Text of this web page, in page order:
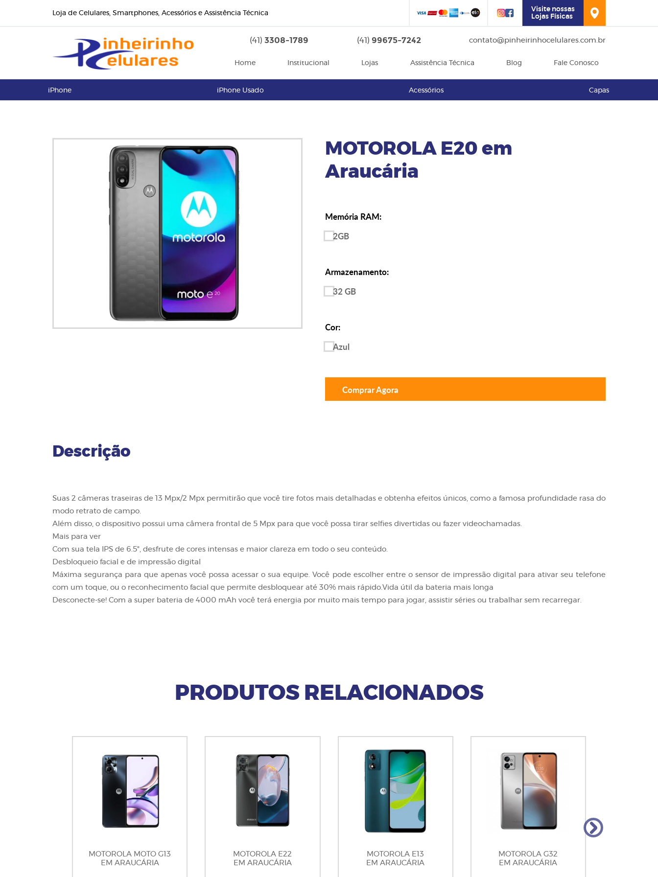
Loja de Celulares, Smartphones, Acessórios e Assistência Técnica
Visite nossas
Lojas Físicas
(41) 3308-1789 (41) 99675-7242 contato@pinheirinhocelulares.com.br
Home Institucional Lojas Assistência Técnica Blog Fale Conosco
iPhone iPhone Usado Acessórios Capas
MOTOROLA E20 em
Araucária
Memória RAM:
2GB
Armazenamento:
32 GB
Cor:
Azul
Comprar Agora
Descrição
Suas 2 câmeras traseiras de 13 Mpx/2 Mpx permitirão que você tire fotos mais detalhadas e obtenha efeitos únicos, como a famosa profundidade rasa do
modo retrato de campo.
Além disso, o dispositivo possui uma câmera frontal de 5 Mpx para que você possa tirar selfies divertidas ou fazer videochamadas.
Mais para ver
Com sua tela IPS de 6.5", desfrute de cores intensas e maior clareza em todo o seu conteúdo.
Desbloqueio facial e de impressão digital
Máxima segurança para que apenas você possa acessar o sua equipe. Você pode escolher entre o sensor de impressão digital para ativar seu telefone
com um toque, ou o reconhecimento facial que permite desbloquear até 30% mais rápido.Vida útil da bateria mais longa
Desconecte-se! Com a super bateria de 4000 mAh você terá energia por muito mais tempo para jogar, assistir séries ou trabalhar sem recarregar.
PRODUTOS RELACIONADOS
MOTOROLA MOTO G13
EM ARAUCÁRIA
MOTOROLA E22
EM ARAUCÁRIA
MOTOROLA E13
EM ARAUCÁRIA
MOTOROLA G32
EM ARAUCÁRIA